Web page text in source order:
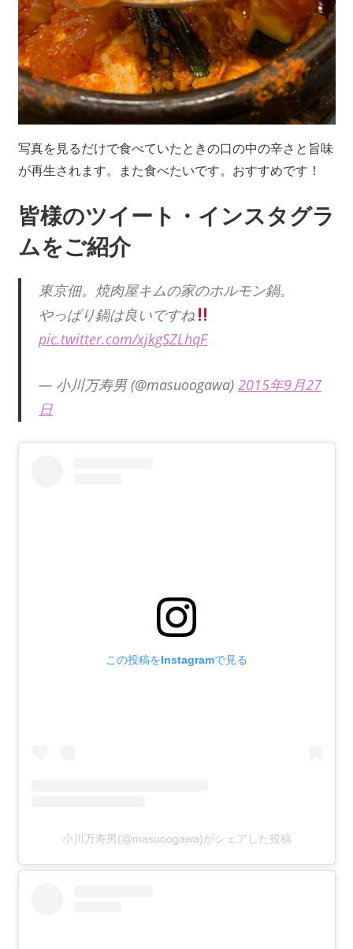
写真を見るだけで食べていたときの口の中の辛さと旨味
が再生されます。また食べたいです。おすすめです！
皆様のツイート・インスタグラ
ムをご紹介
東京佃。焼肉屋キムの家のホルモン鍋。
やっぱり鍋は良いですね
pic.twitter.com/xjkgSZLhqF
— 小川万寿男 (@masuoogawa) 2015年9月27
日
この投稿をInstagramで見る
小川万寿男(@masuoogawa)がシェアした投稿